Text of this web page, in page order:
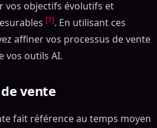
vos objectifs évolutifs et
[7]. En utilisant ces
affiner vos processus de vente
vos outils AI.
vente
fait référence au temps moyen